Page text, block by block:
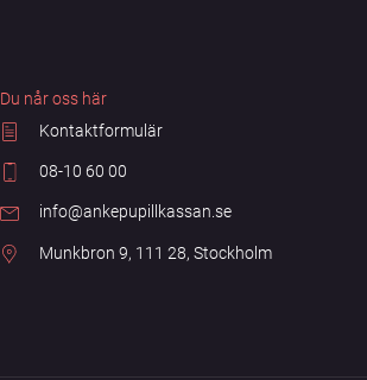
Du når oss här
Kontaktformulär
08-10 60 00
info@ankepupillkassan.se
Munkbron 9, 111 28, Stockholm